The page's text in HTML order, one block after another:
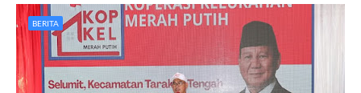
BERITA